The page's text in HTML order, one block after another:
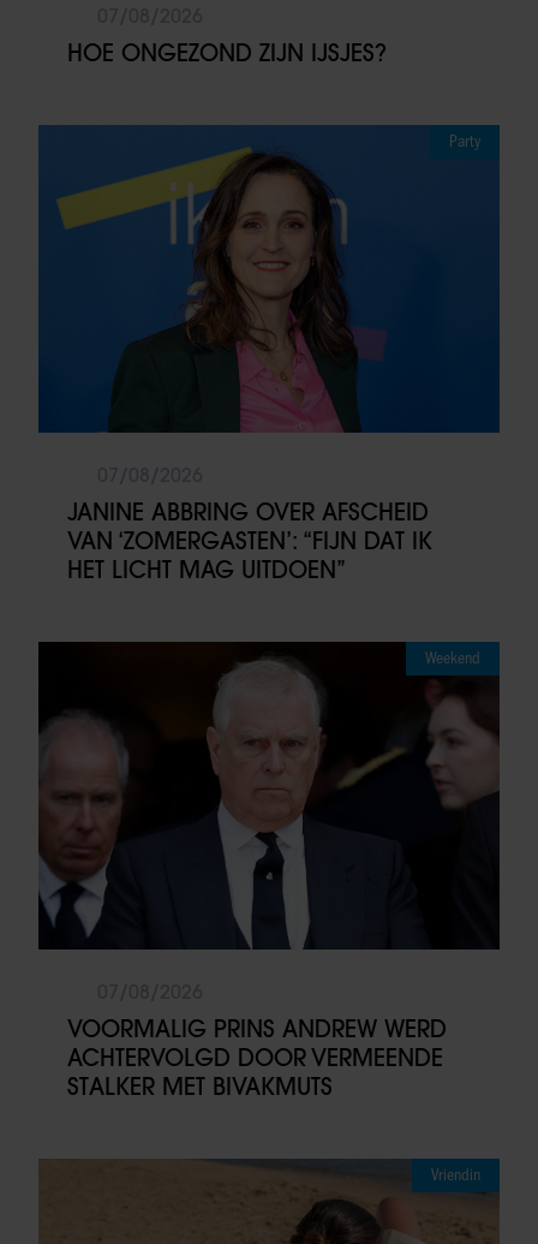
HOE ONGEZOND ZIJN IJSJES?
Party
JANINE ABBRING OVER AFSCHEID
VAN ‘ZOMERGASTEN’: “FIJN DAT IK
HET LICHT MAG UITDOEN”
Weekend
VOORMALIG PRINS ANDREW WERD
ACHTERVOLGD DOOR VERMEENDE
STALKER MET BIVAKMUTS
Vriendin